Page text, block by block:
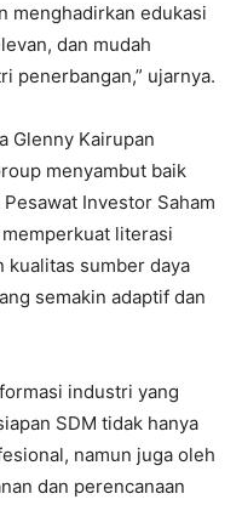
menghadirkan edukasi
dan mudah
penerbangan,” ujarnya.
Glenny Kairupan
menyambut baik
Investor Saham
literasi
kualitas sumber daya
semakin adaptif dan
industri yang
SDM tidak hanya
namun juga oleh
dan perencanaan